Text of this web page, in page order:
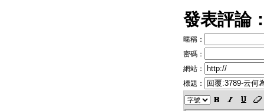
發表評論
暱稱：
密碼：
網站：
標題：